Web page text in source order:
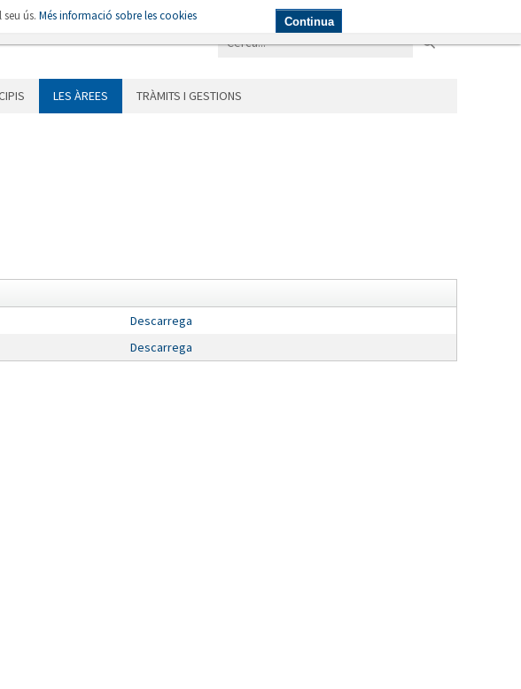
MUNICIPIS TRÀMITS I GESTIONS
LES ÀREES TRÀMITS I GESTIONS
Descarrega
Descarrega
ús. Més informació sobre les cookies Continua